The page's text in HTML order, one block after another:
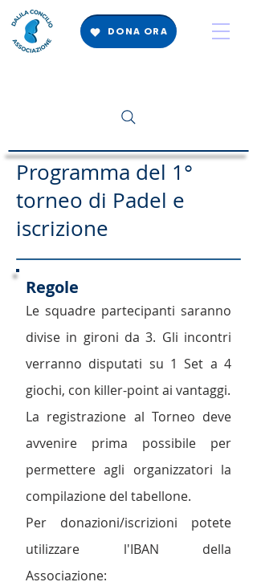
DONA ORA
Programma del 1°
torneo di Padel e
iscrizione
Regole
Le squadre partecipanti saranno
divise in gironi da 3. Gli incontri
verranno disputati su 1 Set a 4
giochi, con killer-point ai vantaggi.
La registrazione al Torneo deve
avvenire prima possibile per
permettere agli organizzatori la
compilazione del tabellone.
Per donazioni/iscrizioni potete
utilizzare l'IBAN della
Associazione: